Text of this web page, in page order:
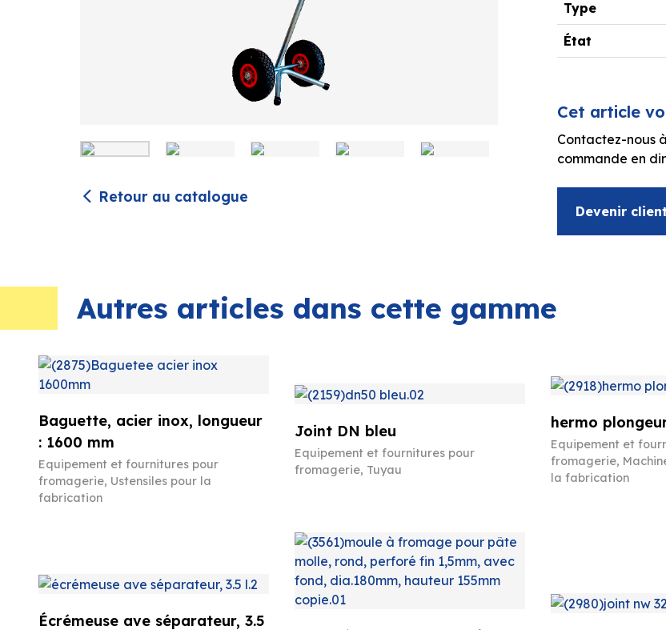
Retour au catalogue
Type
État
Cet article
Contactez-nous
commande en
Devenir client
Autres articles dans cette gamme
Baguette, acier inox, longueur
: 1600 mm
Equipement et fournitures pour
fromagerie, Ustensiles pour la
fabrication
Joint DN bleu
Equipement et fournitures pour
fromagerie, Tuyau
hermo
Equipement et
fromagerie,
la fabrication
Écrémeuse ave séparateur, 3.5